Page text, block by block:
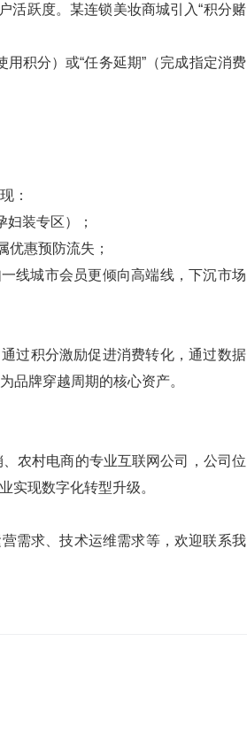
活跃度。某连锁美妆商城引入“积分赌
积分）或“任务延期”（完成指定消费
：
装专区）；
优惠预防流失；
线城市会员更倾向高端线，下沉市场
过积分激励促进消费转化，通过数据
品牌穿越周期的核心资产。
农村电商的专业互联网公司，公司位
实现数字化转型升级。
需求、技术运维需求等，欢迎联系我